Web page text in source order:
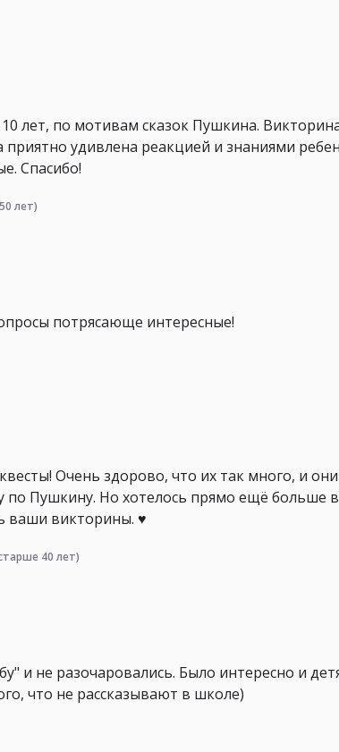
лет, по мотивам сказок Пушкина.
удивлена реакцией и знаниями
Спасибо!
лет)
потрясающе интересные!
Очень здорово, что их так много, и
Пушкину. Но хотелось прямо ещё больше
ваши викторины. ♥️
40 лет)
и не разочаровались. Было интересно и
что не рассказывают в школе)